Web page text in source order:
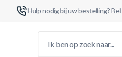
Hulp nodig bij uw bestelling? Bel